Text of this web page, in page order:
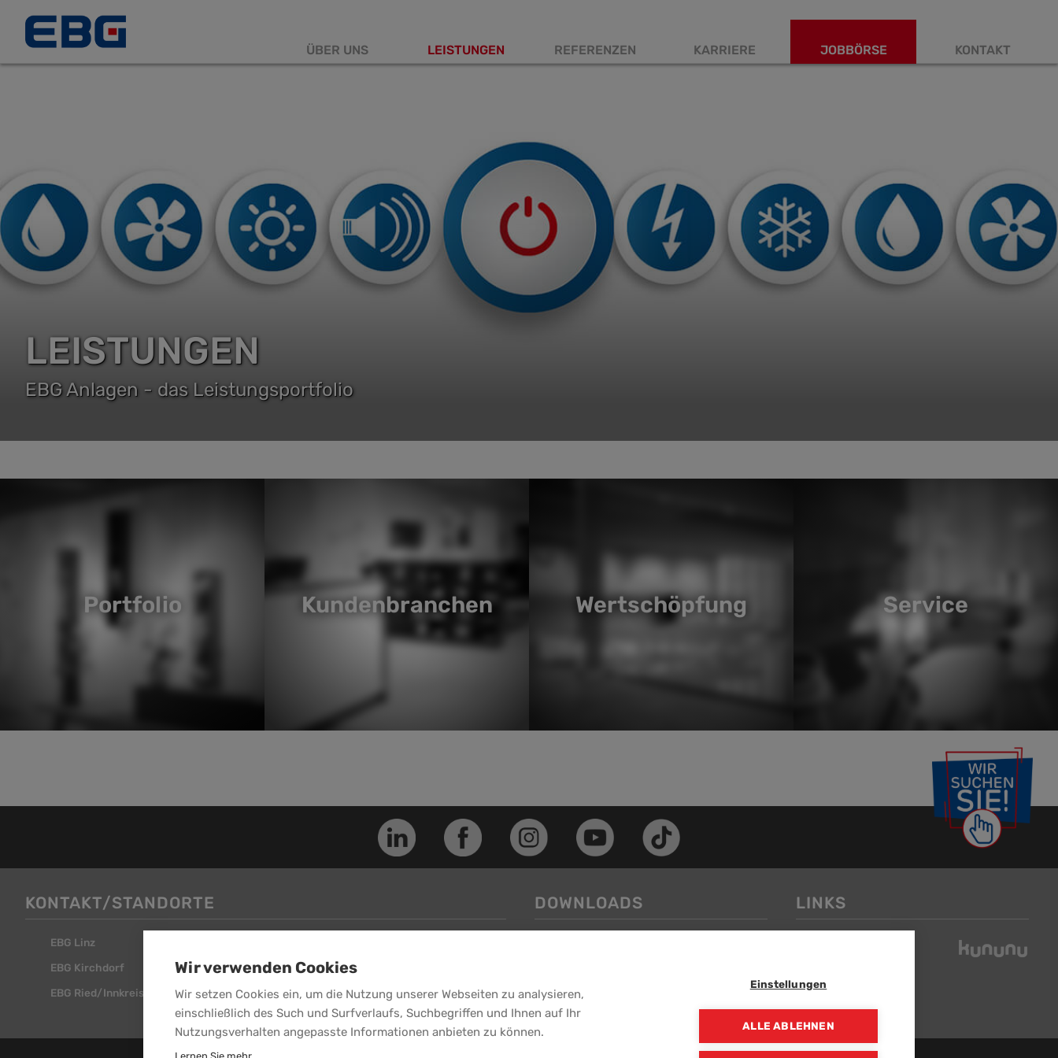
Wir verwenden Cookies
Wir setzen Cookies ein, um die Nutzung unserer Webseiten zu analysieren,
einschließlich des Such und Surfverlaufs, Suchbegriffen und Ihnen auf Ihr
Nutzungsverhalten angepasste Informationen anbieten zu können.
Einstellungen
ALLE ABLEHNEN
Hauptnavigation
ÜBER UNS LEISTUNGEN REFERENZEN KARRIERE JOBBÖRSE KONTAKT
LEISTUNGEN
EBG Anlagen - das Leistungsportfolio
Portfolio Kundenbranchen Wertschöpfung Service
KONTAKT/STANDORTE
EBG Linz
EBG Kirchdorf
EBG Attnang-Puchheim
EBG Ried/Innkreis
DOWNLOADS
weitere Downloads >>
LINKS